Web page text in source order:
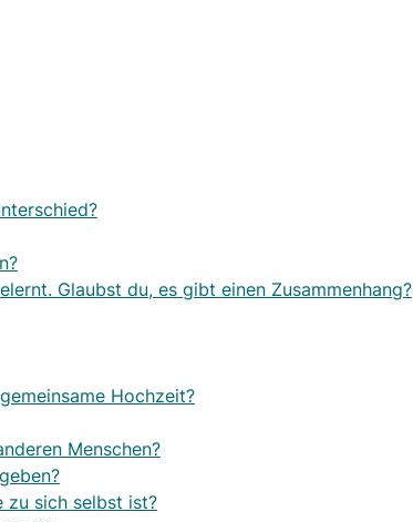
Glaubst du, es gibt einen Zusammenhang?
Hochzeit?
Menschen?
zu sich selbst ist?